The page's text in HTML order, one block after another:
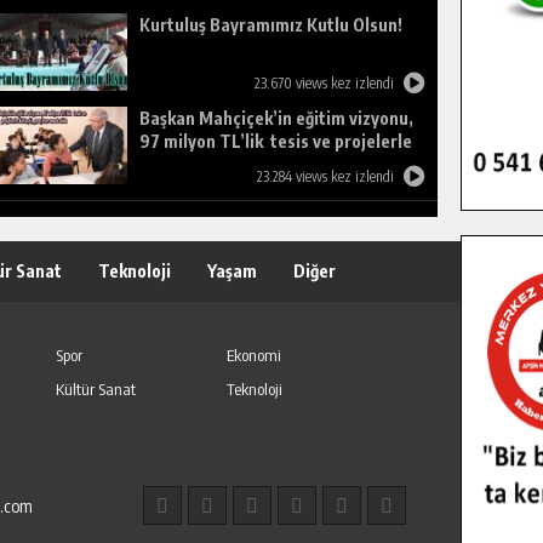
Kurtuluş Bayramımız Kutlu Olsun!
23.670 views kez izlendi
Başkan Mahçiçek’in eğitim vizyonu,
97 milyon TL’lik tesis ve projelerle
23.284 views kez izlendi
Sanat Teknoloji Yaşam Diğer
Spor
Ekonomi
Kültür Sanat
Teknoloji